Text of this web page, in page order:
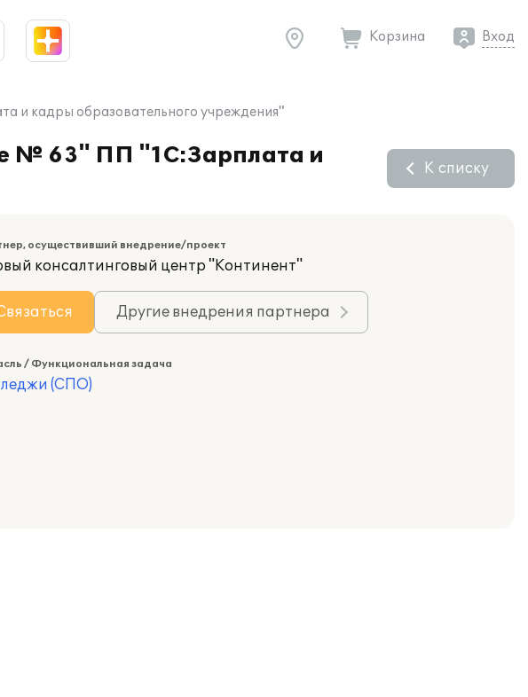
Корзина Вход
и кадры образовательного учреждения"
№ 63" ПП "1С:Зарплата и
К списку
осуществивший внедрение/проект
консалтинговый центр "Континент"
Другие внедрения партнера
/ Функциональная задача
(СПО)